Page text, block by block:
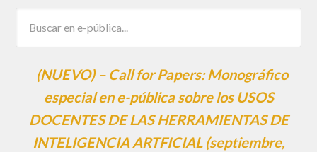
(NUEVO) – Call for Papers: Monográfico
especial en e-pública sobre los USOS
DOCENTES DE LAS HERRAMIENTAS DE
INTELIGENCIA ARTFICIAL (septiembre,